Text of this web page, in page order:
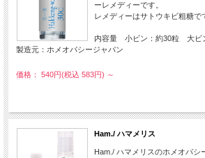
ーレメディーです。
レメディーはサトウキビ粗糖で
内容量 小ビン：約30粒 大ビ
製造元：ホメオパシージャパン
価格： 540円(税込 583円) ～
Ham./ ハマメリス
Ham./ ハマメリスのホメオパシ